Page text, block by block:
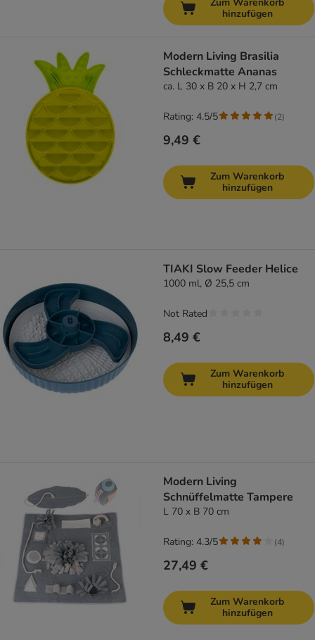
hinzufügen
Modern Living Brasilia
Schleckmatte Ananas
ca. L 30 x B 20 x H 2,7 cm
9,49 €
Rating: 4.5/5 (2)
Zum Warenkorb
hinzufügen
TIAKI Slow Feeder Helice
1000 ml, Ø 25,5 cm
8,49 €
Not Rated
Zum Warenkorb
hinzufügen
Modern Living
Schnüffelmatte Tampere
L 70 x B 70 cm
27,49 €
Rating: 4.3/5 (4)
Zum Warenkorb
hinzufügen